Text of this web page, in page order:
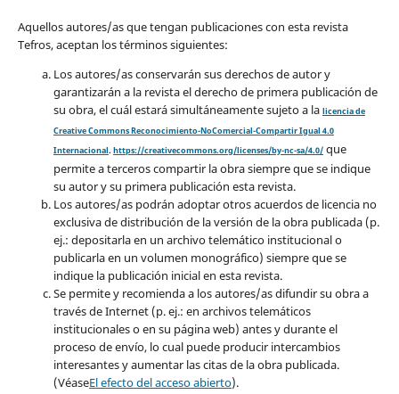
Aquellos autores/as que tengan publicaciones con esta revista
Tefros, aceptan los términos siguientes:
Los autores/as conservarán sus derechos de autor y
garantizarán a la revista el derecho de primera publicación de
su obra, el cuál estará simultáneamente sujeto a la licencia de
Creative Commons Reconocimiento-NoComercial-Compartir Igual 4.0
Internacional. https://creativecommons.org/licenses/by-nc-sa/4.0/que
permite a terceros compartir la obra siempre que se indique
su autor y su primera publicación esta revista.
Los autores/as podrán adoptar otros acuerdos de licencia no
exclusiva de distribución de la versión de la obra publicada (p.
ej.: depositarla en un archivo telemático institucional o
publicarla en un volumen monográfico) siempre que se
indique la publicación inicial en esta revista.
Se permite y recomienda a los autores/as difundir su obra a
través de Internet (p. ej.: en archivos telemáticos
institucionales o en su página web) antes y durante el
proceso de envío, lo cual puede producir intercambios
interesantes y aumentar las citas de la obra publicada.
(VéaseEl efecto del acceso abierto).